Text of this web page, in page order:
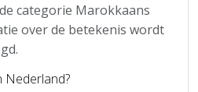
categorie Marokkaans
over de betekenis wordt
Nederland?